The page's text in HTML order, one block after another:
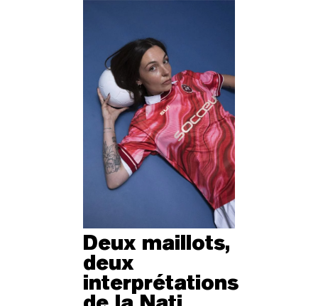
Deux maillots,
deux
interprétations